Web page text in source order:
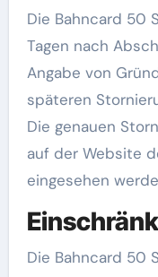
Die Bahncard 50
Tagen nach
Angabe von
späteren
Die genauen
auf der Website
eingesehen
Die Bahncard 50